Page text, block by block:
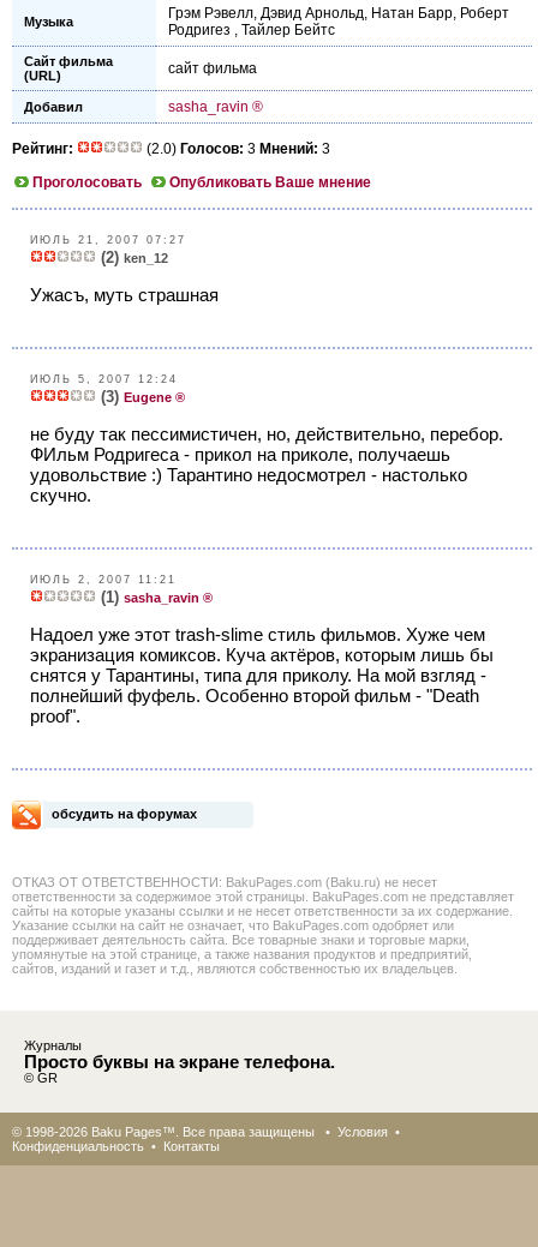
Музыка Грэм Рэвелл, Дэвид Арнольд, Натан Барр, Роберт
Родригез , Тайлер Бейтс
Сайт фильма
(URL)
сайт фильма
Добавил sasha_ravin ®
Рейтинг: (2.0) Голосов: 3 Мнений: 3
Проголосовать
Опубликовать Ваше мнение
ИЮЛЬ 21, 2007 07:27
(2) ken_12
Ужасъ, муть страшная
ИЮЛЬ 5, 2007 12:24
(3) Eugene ®
не буду так пессимистичен, но, действительно, перебор.
ФИльм Родригеса - прикол на приколе, получаешь
удовольствие :) Тарантино недосмотрел - настолько
скучно.
ИЮЛЬ 2, 2007 11:21
(1) sasha_ravin ®
Надоел уже этот trash-slime стиль фильмов. Хуже чем
экранизация комиксов. Куча актёров, которым лишь бы
снятся у Тарантины, типа для приколу. На мой взгляд -
полнейший фуфель. Особенно второй фильм - "Death
proof".
обсудить на форумах
ОТКАЗ ОТ ОТВЕТСТВЕННОСТИ: BakuPages.com (Baku.ru) не несет
ответственности за содержимое этой страницы. BakuPages.com не представляет
сайты на которые указаны ссылки и не несет ответственности за их содержание.
Указание ссылки на сайт не означает, что BakuPages.com одобряет или
поддерживает деятельность сайта. Все товарные знаки и торговые марки,
упомянутые на этой странице, а также названия продуктов и предприятий,
сайтов, изданий и газет и т.д., являются собственностью их владельцев.
Журналы
Просто буквы на экране телефона.
© GR
© 1998-2026 Baku Pages™. Все права защищены • Условия •
Конфиденциальность • Контакты